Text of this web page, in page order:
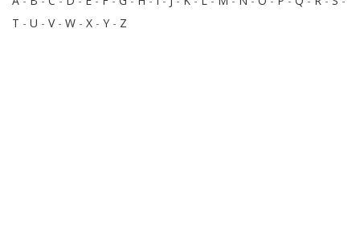
T - U - V- W - X - Y - Z